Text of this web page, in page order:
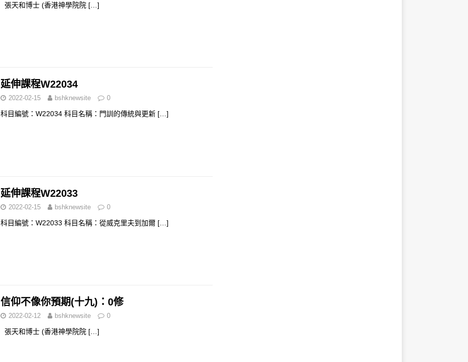
張天和博士 (香港神學院院 […]
延伸課程W22034
2022-02-15 bshknewsite 0
科目編號：W22034 科目名稱：門訓的傳統與更新 […]
延伸課程W22033
2022-02-15 bshknewsite 0
科目編號：W22033 科目名稱：從威克里夫到加爾 […]
信仰不像你預期(十九)：0修
2022-02-12 bshknewsite 0
張天和博士 (香港神學院院 […]